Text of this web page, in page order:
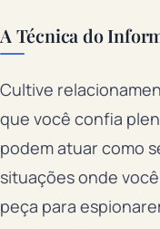
A Técnica do
Cultive
que você confia
podem atuar como
situações onde
peça para